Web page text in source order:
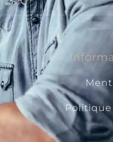
Politique